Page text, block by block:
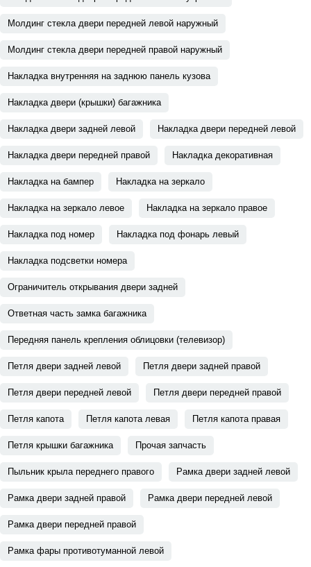
Молдинг стекла двери передней левой наружный
Молдинг стекла двери передней правой наружный
Накладка внутренняя на заднюю панель кузова
Накладка двери (крышки) багажника
Накладка двери задней левой Накладка двери передней левой
Накладка двери передней правой Накладка декоративная
Накладка на бампер Накладка на зеркало
Накладка на зеркало левое Накладка на зеркало правое
Накладка под номер Накладка под фонарь левый
Накладка подсветки номера
Ограничитель открывания двери задней
Ответная часть замка багажника
Передняя панель крепления облицовки (телевизор)
Петля двери задней левой Петля двери задней правой
Петля двери передней левой Петля двери передней правой
Петля капота Петля капота левая Петля капота правая
Петля крышки багажника Прочая запчасть
Пыльник крыла переднего правого Рамка двери задней левой
Рамка двери задней правой Рамка двери передней левой
Рамка двери передней правой
Рамка фары противотуманной левой